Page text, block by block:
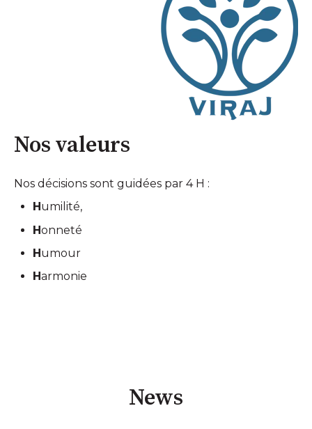
Nos valeurs
Nos décisions sont guidées par 4 H :
H umilité,
Honneté
Humour
Harmonie
News